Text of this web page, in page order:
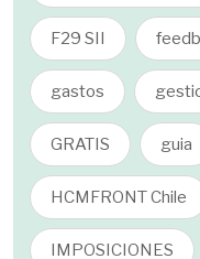
F29 SII
gastos
GRATIS guia
HCMFRONT Chile
IMPOSICIONES